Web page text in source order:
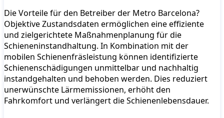
Die Vorteile für den Betreiber der Metro Barcelona?
Objektive Zustandsdaten ermöglichen eine effiziente
und zielgerichtete Maßnahmenplanung für die
Schieneninstandhaltung. In Kombination mit der
mobilen Schienenfräsleistung können identifizierte
Schienenschädigungen unmittelbar und nachhaltig
instandgehalten und behoben werden. Dies reduziert
unerwünschte Lärmemissionen, erhöht den
Fahrkomfort und verlängert die Schienenlebensdauer.